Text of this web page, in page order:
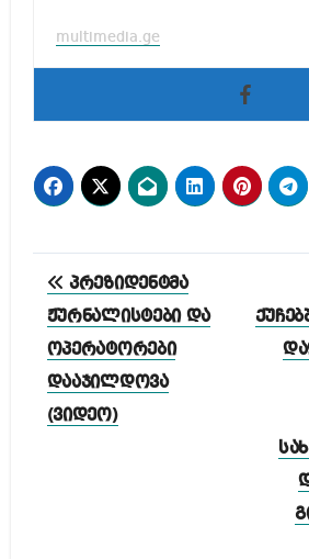
multimedia.ge
პოსტის
ნავიგაცია
პრეზიდენტმა
ჟურნალისტები და
ოპერატორები
დააჯილდოვა
(ვიდეო)